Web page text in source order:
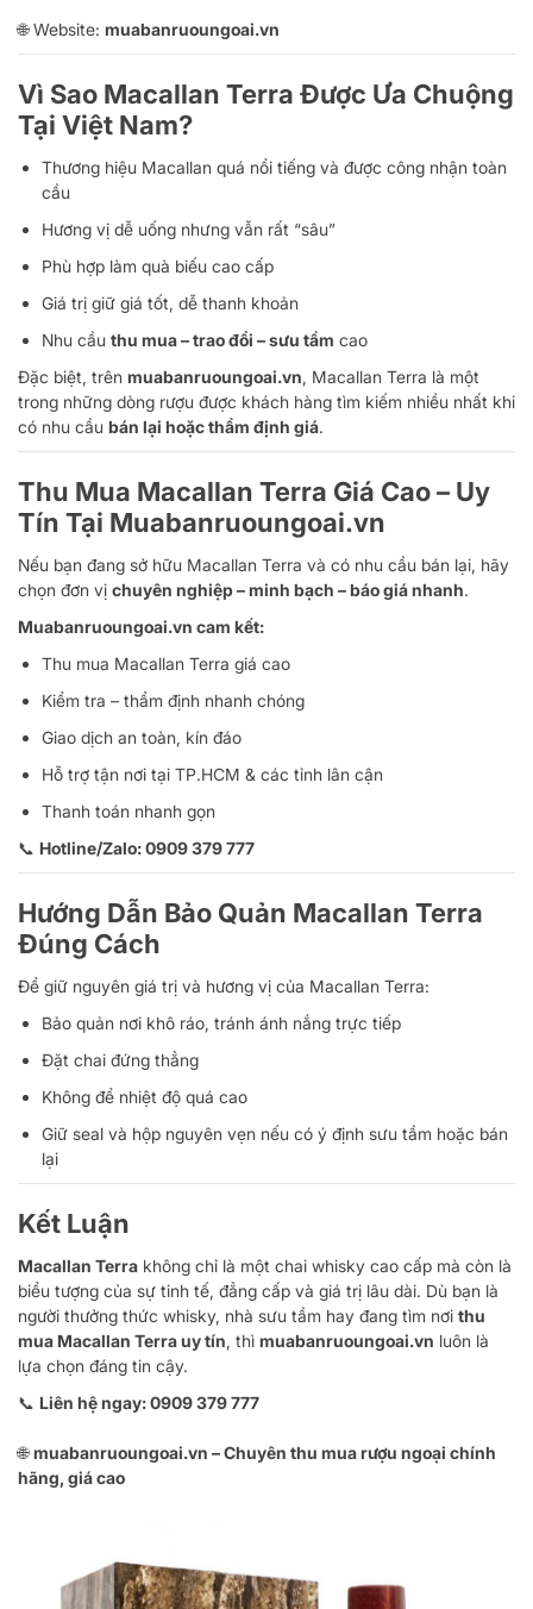
🌐 Website: muabanruoungoai.vn
Vì Sao Macallan Terra Được Ưa Chuộng
Tại Việt Nam?
Thương hiệu Macallan quá nổi tiếng và được công nhận toàn
cầu
Hương vị dễ uống nhưng vẫn rất “sâu”
Phù hợp làm quà biếu cao cấp
Giá trị giữ giá tốt, dễ thanh khoản
Nhu cầu thu mua – trao đổi – sưu tầm cao
Đặc biệt, trên muabanruoungoai.vn, Macallan Terra là một
trong những dòng rượu được khách hàng tìm kiếm nhiều nhất khi
có nhu cầu bán lại hoặc thẩm định giá.
Thu Mua Macallan Terra Giá Cao – Uy
Tín Tại Muabanruoungoai.vn
Nếu bạn đang sở hữu Macallan Terra và có nhu cầu bán lại, hãy
chọn đơn vị chuyên nghiệp – minh bạch – báo giá nhanh.
Muabanruoungoai.vn cam kết:
Thu mua Macallan Terra giá cao
Kiểm tra – thẩm định nhanh chóng
Giao dịch an toàn, kín đáo
Hỗ trợ tận nơi tại TP.HCM & các tỉnh lân cận
Thanh toán nhanh gọn
📞 Hotline/Zalo: 0909 379 777
Hướng Dẫn Bảo Quản Macallan Terra
Đúng Cách
Để giữ nguyên giá trị và hương vị của Macallan Terra:
Bảo quản nơi khô ráo, tránh ánh nắng trực tiếp
Đặt chai đứng thẳng
Không để nhiệt độ quá cao
Giữ seal và hộp nguyên vẹn nếu có ý định sưu tầm hoặc bán
lại
Kết Luận
Macallan Terra không chỉ là một chai whisky cao cấp mà còn là
biểu tượng của sự tinh tế, đẳng cấp và giá trị lâu dài. Dù bạn là
người thưởng thức whisky, nhà sưu tầm hay đang tìm nơi thu
mua Macallan Terra uy tín, thì muabanruoungoai.vn luôn là
lựa chọn đáng tin cậy.
📞 Liên hệ ngay: 0909 379 777
🌐muabanruoungoai.vn – Chuyên thu mua rượu ngoại chính
hãng, giá cao